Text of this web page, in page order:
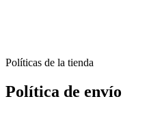
Políticas de la tienda
Política de envío